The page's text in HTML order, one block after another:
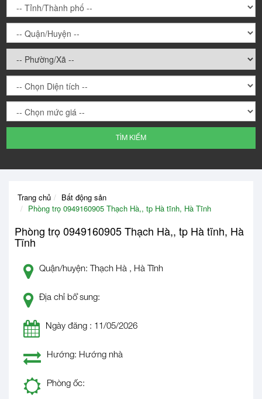
TÌM KIẾM
Trang chủ
Bất động sản
Phòng trọ 0949160905 Thạch Hà,, tp Hà tĩnh, Hà Tĩnh
Phòng trọ 0949160905 Thạch Hà,, tp Hà tĩnh, Hà
Tĩnh
Quận/huyện: Thạch Hà , Hà Tĩnh
Địa chỉ bổ sung:
Ngày đăng : 11/05/2026
Hướng: Hướng nhà
Phòng ốc: